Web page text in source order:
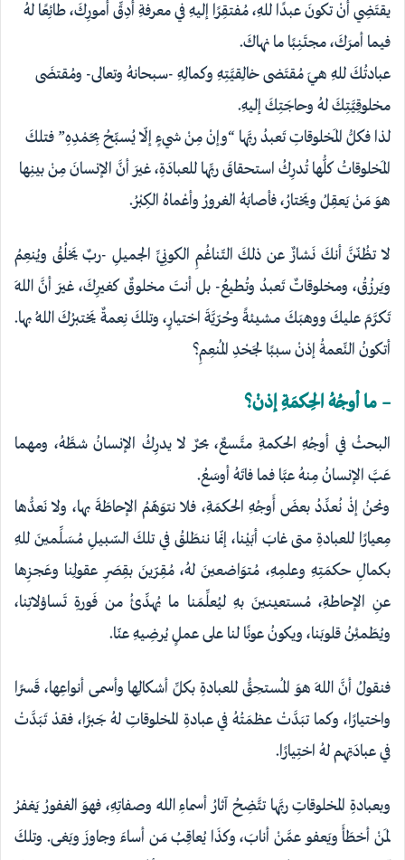
يقتَضِي أنْ تكونَ عبدًا للهِ، مُفتقِرًا إليهِ في معرفةِ أدِقِّ أمورِكَ، طائِعًا لهُ
فيما أمرَكَ، مجتَنِبًا ما نهاكَ.
عبادتُكَ للهِ هيَ مُقتَضى خالِقيَّتِهِ وكمالِهِ -سبحانهُ وتعالى- ومُقتضَى
مخلوقِيَّتِكَ لهُ وحاجَتِكَ إليهِ.
لذا فكلُّ المَخلوقاتِ تَعبدُ ربَّها “وإنْ مِنْ شيءٍ إلّا يُسبِّحُ بِحَمْدِهِ” فتلكَ
المَخلوقاتُ كلُّها تُدرِكُ استحقاقَ ربِّها للعبادَةِ، غيرَ أنَّ الإنسانَ مِنْ بينِها
هوَ مَنْ يَعقِلُ ويَختارُ، فأصابَهُ الغرورُ وأعْماهُ الكِبْرُ.
لا تظُنّنَّ أنكَ نَشازٌ عن ذلكَ التّناغُمِ الكونِيِّ الجميلِ -ربٌ يَخلُقُ ويُنعِمُ
ويَرزُقُ، ومخلوقاتٌ تَعبدُ وتُطيعُ- بل أنتَ مخلوقٌ كغيرِكَ، غيرَ أنَّ اللهَ
تَكرَّمَ عليكَ ووهبَكَ مشيئةً وحُرّيَّةَ اختيارٍ، وتلكَ نِعمةٌ يَختبرُكَ اللهُ بها.
أتكونُ النِّعمةُ إذنْ سببًا لجَحْدِ المُنعِمِ؟
– ما أوجُهُ الحِكمَةِ إذنْ؟
البحثُ في أوجُهِ الحكمةِ متَّسعٌ، بحرٌ لا يدرِكُ الإنسانُ شطَّهُ، ومهما
عَبَّ الإنسانُ مِنهُ عبَّا فما فاتَهُ أوسَعُ.
ونحنُ إذْ نُعدِّدُ بعضَ أَوجُهِ الحكمَةِ، فلا نتوَهّمُ الإحاطَةَ بها، ولا نَعدُّها
مِعيارًا للعبادةِ متى غابَ أبَيْنا، إنّما ننطَلقُ في تلكَ السّبيلِ مُسَلِّمينَ للهِ
بكمالِ حكمَتِهِ وعلمِهِ، مُتوَاضعينَ لهُ، مُقِرّينَ بقِصَرِ عقولِنا وعَجزِها
عنِ الإحاطةِ، مُستعينينَ بهِ ليُعلِّمَنا ما يُهدِّئُ من فَورةِ تَساؤلاتِنا،
ويُطَمئِنُ قلوبَنا، ويكونُ عونًا لنا على عملٍ يُرضِيهِ عنّا.
فنقولُ أنَّ اللهَ هوَ المُستحِقُّ للعبادةِ بكلِّ أشكالِها وأسمى أنواعِها، قَسرًا
واختيارًا، وكما تبَدَّتْ عظمَتُهُ في عبادةِ المخلوقاتِ لهُ جَبرًا، فقدْ تَبَدَّتْ
في عبادَتِهم لهُ اختِيارًا.
وبعبادةِ المخلوقاتِ ربَّها تتَّضِحُ آثارُ أسماءِ اللهِ وصفاتِهِ، فهوَ الغفورُ يَغفرُ
لمَنْ أخطَأَ ويَعفو عمَّنْ أنابَ، وكذَا يُعاقِبُ مَن أساءَ وجاوزَ وبَغى. وتلكَ